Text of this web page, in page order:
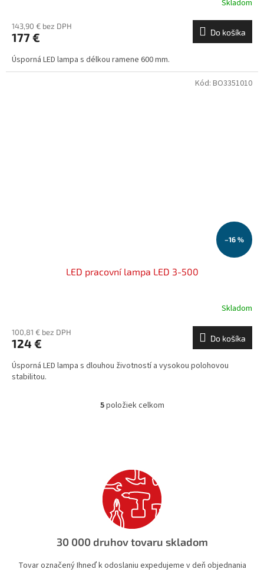
Skladom
143,90 € bez DPH
177 € Do košíka
Úsporná LED lampa s délkou ramene 600 mm.
–16 %
LED pracovní lampa LED 3-500
Skladom
100,81 € bez DPH
124 € Do košíka
Úsporná LED lampa s dlouhou životností a vysokou polohovou
stabilitou.
Kód: BO3351010
O
c
i
e
p
r
k
v
5položiek celkom
30 000 druhov tovaru skladom
Tovar označený Ihneď k odoslaniu expedujeme v deň objednania